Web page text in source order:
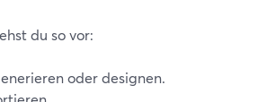
du so vor:
oder designen.